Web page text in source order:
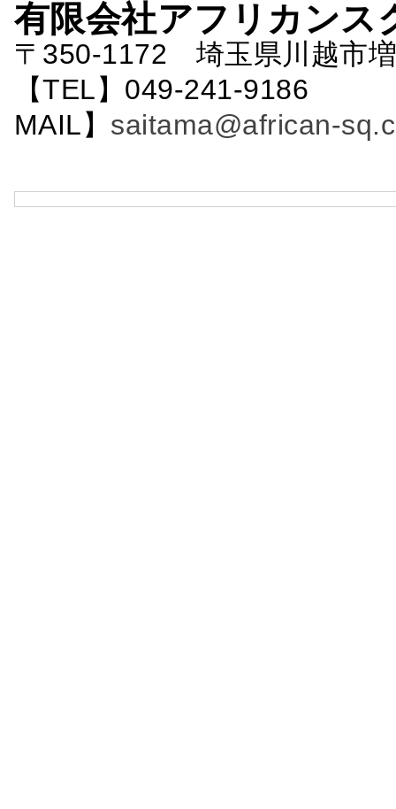
有限会社アフリカンス
〒350-1172 埼玉県川越市
【TEL】049-241-
MAIL】 saitama@african-